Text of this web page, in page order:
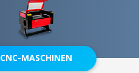
CNC-MASCHINEN